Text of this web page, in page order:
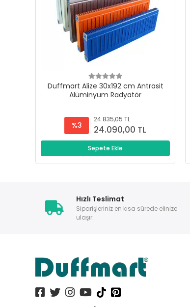
Duffmart Alize 30x192 cm Antrasit
Alüminyum Radyatör
%3
24.835,05 TL
24.090,00 TL
Sepete Ekle
Hızlı Teslimat
Siparişleriniz en kısa sürede elinize
ulaşır.